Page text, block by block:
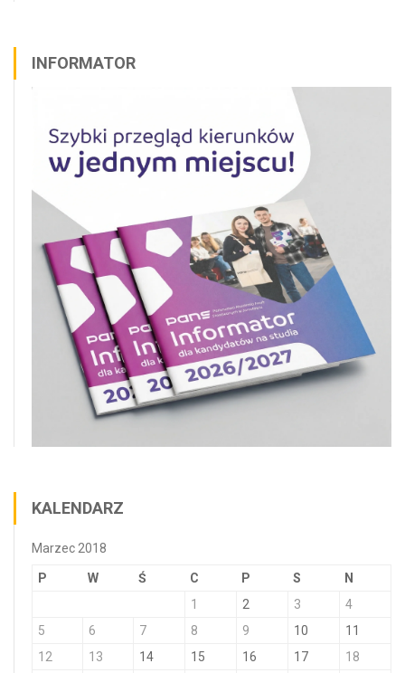
INFORMATOR
KALENDARZ
Marzec 2018
P W Ś C P S
N
1
2 3
4
5
6 7 8 9 10
11
12
13 14 15 16 17 18